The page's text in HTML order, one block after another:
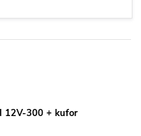
12V-300 + kufor